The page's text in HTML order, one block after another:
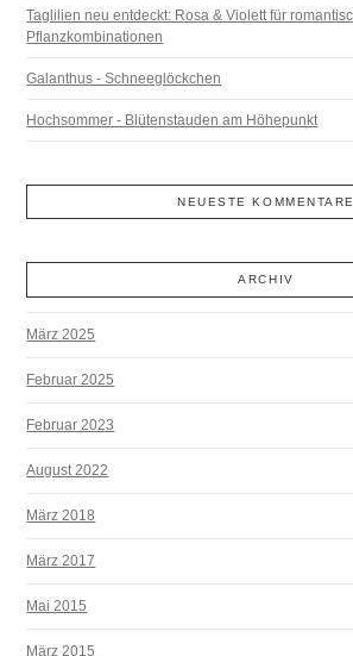
Taglilien neu entdeckt: Rosa & Violett für
Pflanzkombinationen
Galanthus - Schneeglöckchen
Hochsommer - Blütenstauden am Höhepunkt
NEUESTE KOMMENTARE
ARCHIV
März 2025
Februar 2025
Februar 2023
August 2022
März 2018
März 2017
Mai 2015
März 2015